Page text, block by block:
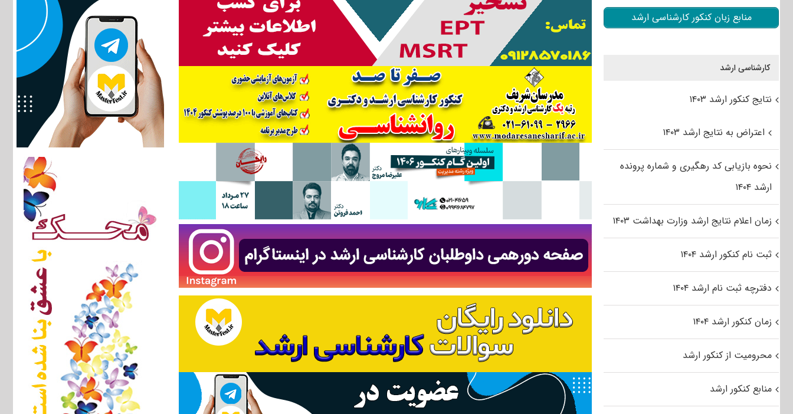
منابع زبان کنکور کارشناسی ارشد
کارشناسی ارشد
نتایج کنکور ارشد ۱۴۰۳
اعتراض به نتایج ارشد ۱۴۰۳
نحوه بازیابی کد رهگیری و شماره پرونده
ارشد ۱۴۰۴
زمان اعلام نتایج ارشد وزارت بهداشت ۱۴۰۳
ثبت نام کنکور ارشد ۱۴۰۴
دفترچه ثبت نام ارشد ۱۴۰۴
زمان کنکور ارشد ۱۴۰۴
محرومیت از کنکور ارشد
منابع کنکور ارشد